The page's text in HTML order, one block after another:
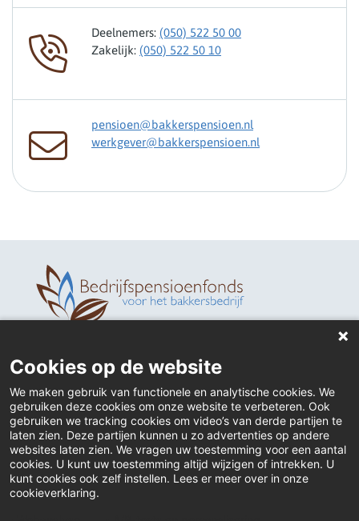
Deelnemers: (050) 522 50 00
Zakelijk: (050) 522 50 10
pensioen@bakkerspensioen.nl
werkgever@bakkerspensioen.nl
Home
Contact
Actueel
Inloggen
Downloads
Cookies op de website
We maken gebruik van functionele en analytische cookies. We
gebruiken deze cookies om onze website te verbeteren. Ook
gebruiken we tracking cookies om video’s van derde partijen te
laten zien. Deze partijen kunnen u zo advertenties op andere
websites laten zien. We vragen uw toestemming voor een aantal
cookies. U kunt uw toestemming altijd wijzigen of intrekken. U
kunt cookies ook zelf instellen. Lees er meer over in onze
cookieverklaring.